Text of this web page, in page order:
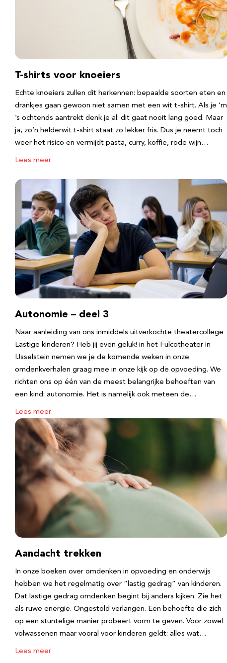
T-shirts voor knoeiers
Echte knoeiers zullen dit herkennen: bepaalde soorten eten en
drankjes gaan gewoon niet samen met een wit t-shirt. Als je ‘m
’s ochtends aantrekt denk je al: dit gaat nooit lang goed. Maar
ja, zo’n helderwit t-shirt staat zo lekker fris. Dus je neemt toch
weer het risico en vermijdt pasta, curry, koffie, rode wijn…
Lees meer
Autonomie – deel 3
Naar aanleiding van ons inmiddels uitverkochte theatercollege
Lastige kinderen? Heb jij even geluk! in het Fulcotheater in
IJsselstein nemen we je de komende weken in onze
omdenkverhalen graag mee in onze kijk op de opvoeding. We
richten ons op één van de meest belangrijke behoeften van
een kind: autonomie. Het is namelijk ook meteen de…
Lees meer
Aandacht trekken
In onze boeken over omdenken in opvoeding en onderwijs
hebben we het regelmatig over “lastig gedrag” van kinderen.
Dat lastige gedrag omdenken begint bij anders kijken. Zie het
als ruwe energie. Ongestold verlangen. Een behoefte die zich
op een stuntelige manier probeert vorm te geven. Voor zowel
volwassenen maar vooral voor kinderen geldt: alles wat…
Lees meer